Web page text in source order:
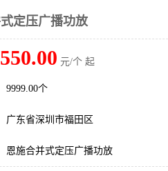
定压广播功放
元/个 起
9999.00个
广东省深圳市福田区
恩施合并式定压广播功放